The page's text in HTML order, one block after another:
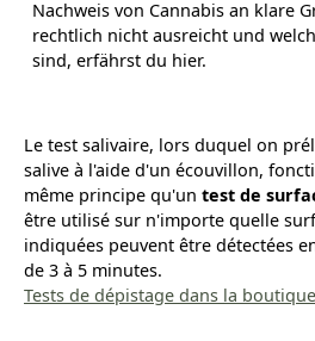
Nachweis von Cannabis an klare
rechtlich nicht ausreicht und
sind, erfährst du hier.
Le test salivaire, lors duquel on
salive à l'aide d'un écouvillon,
même principe qu'un test de
être utilisé sur n'importe quelle
indiquées peuvent être détectées
de 3 à 5 minutes.
Tests de dépistage dans la boutique